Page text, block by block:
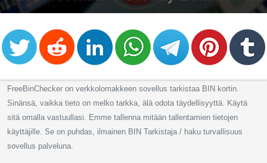
FreeBinChecker on verkkolomakkeen sovellus tarkistaa BIN kortin.
Sinänsä, vaikka tieto on melko tarkka, älä odota täydellisyyttä. Käytä
sitä omalla vastuullasi. Emme tallenna mitään tallentamien tietojen
käyttäjille. Se on puhdas, ilmainen BIN Tarkistaja / haku turvallisuus
sovellus palveluna.